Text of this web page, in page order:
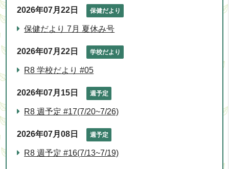
2026年07月22日 保健だより
保健だより 7月 夏休み号
2026年07月22日 学校だより
R8 学校だより #05
2026年07月15日 週予定
R8 週予定 #17(7/20~7/26)
2026年07月08日 週予定
R8 週予定 #16(7/13~7/19)